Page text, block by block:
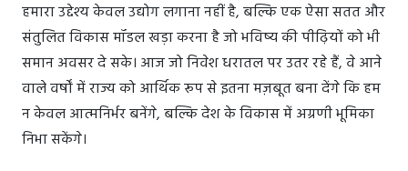
हमारा उद्देश्य केवल उद्योग लगाना नहीं है, बल्कि एक ऐसा सतत और
संतुलित विकास मॉडल खड़ा करना है जो भविष्य की पीढ़ियों को भी
समान अवसर दे सके। आज जो निवेश धरातल पर उतर रहे हैं, वे आने
वाले वर्षों में राज्य को आर्थिक रूप से इतना मज़बूत बना देंगे कि हम
न केवल आत्मनिर्भर बनेंगे, बल्कि देश के विकास में अग्रणी भूमिका
निभा सकेंगे।